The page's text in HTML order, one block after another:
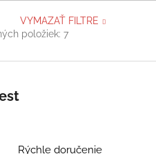
VYMAZAŤ FILTRE
položiek: 7
Rýchle doručenie